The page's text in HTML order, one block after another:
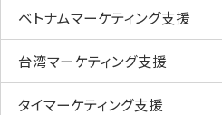
ベトナムマーケティング支援
台湾マーケティング支援
タイマーケティング支援